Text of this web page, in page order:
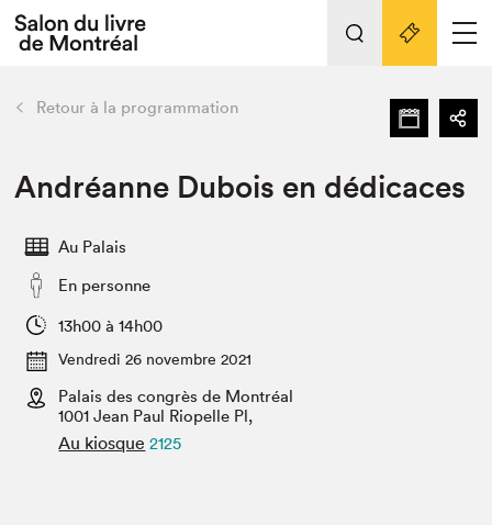
Espace exposant⋅e⋅s
Espace enseignant·e·s
L'événement
Préparer sa visite au Salon
Actualités
SLM PRO
retour Nos activités
Préparer sa visite
Salon au Palais
Projets partenaires
Liens pratiques
Retour à la programmation
Andréanne Dubois en dédicaces
Au Palais
En personne
13h00 à 14h00
Vendredi 26 novembre 2021
Palais des congrès de Montréal
1001 Jean Paul Riopelle Pl,
Au kiosque 2125